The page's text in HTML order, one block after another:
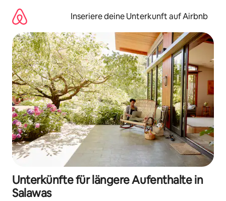
Inhalten
springen
Inseriere deine Unterkunft auf Airbnb
Unterkünfte für längere Aufenthalte in
Salawas